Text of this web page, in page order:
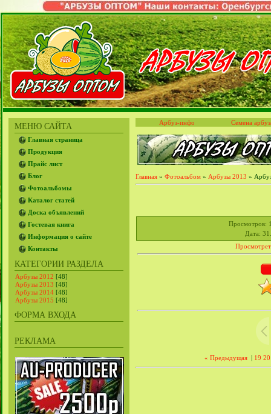
МЕНЮ САЙТА
Главная страница
Продукция
Прайс лист
Блог
Фотоальбомы
Каталог статей
Доска объявлений
Гостевая книга
Информация о сайте
Контакты
КАТЕГОРИИ РАЗДЕЛА
Арбузы 2012 [48]
Арбузы 2013 [48]
Арбузы 2014 [48]
Арбузы 2015 [48]
ФОРМА ВХОДА
РЕКЛАМА
Арбуз-инфо Семена
Главная » Фотоальбом » Арбузы 2013 »
Просмотров:
Дата:
« Предыдущая | 19 20